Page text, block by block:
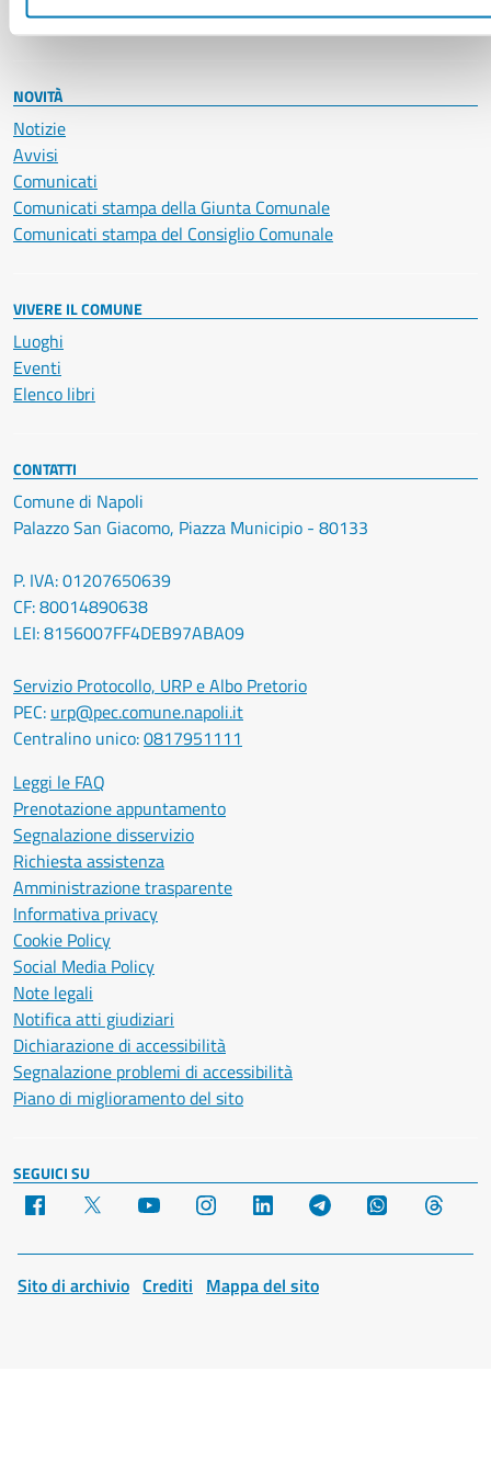
Vita lavorativa
NOVITÀ
Notizie
Avvisi
Comunicati
Comunicati stampa della Giunta Comunale
Comunicati stampa del Consiglio Comunale
VIVERE IL COMUNE
Luoghi
Eventi
Elenco libri
CONTATTI
Comune di Napoli
Palazzo San Giacomo, Piazza Municipio - 80133
P. IVA: 01207650639
CF: 80014890638
LEI: 8156007FF4DEB97ABA09
Servizio Protocollo, URP e Albo Pretorio
PEC: urp@pec.comune.napoli.it
Centralino unico:0817951111
Leggi le FAQ
Prenotazione appuntamento
Segnalazione disservizio
Richiesta assistenza
Amministrazione trasparente
Informativa privacy
Cookie Policy
Social Media Policy
Note legali
Notifica atti giudiziari
Dichiarazione di accessibilità
Segnalazione problemi di accessibilità
Piano di miglioramento del sito
SEGUICI SU
Facebook YouTube Instagram LinkedIn Telegram WhatsApp
Sito di archivio Crediti Mappa del sito